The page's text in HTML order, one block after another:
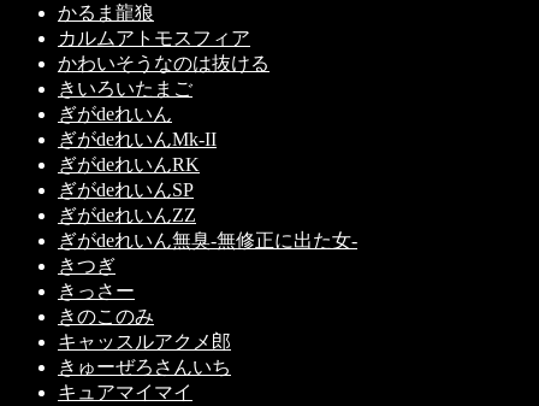
かるま龍狼
カルムアトモスフィア
かわいそうなのは抜ける
きいろいたまご
ぎがdeれいん
ぎがdeれいんMk-II
ぎがdeれいんRK
ぎがdeれいんSP
ぎがdeれいんZZ
ぎがdeれいん無臭-無修正に出た女-
きつぎ
きっさー
きのこのみ
キャッスルアクメ郎
きゅーぜろさんいち
キュアマイマイ